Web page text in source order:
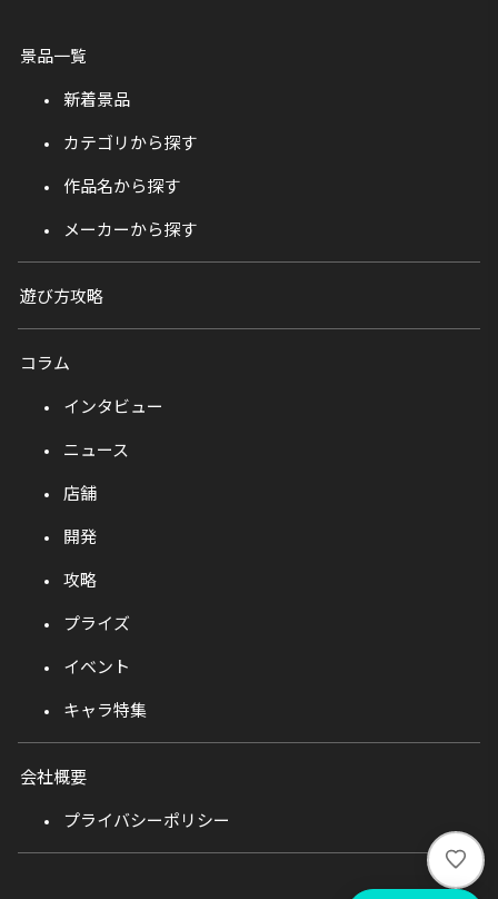
い
い
景品一覧
新着景品
カテゴリから探す
作品名から探す
メーカーから探す
遊び方攻略
コラム
インタビュー
ニュース
店舗
開発
攻略
プライズ
イベント
キャラ特集
会社概要
プライバシーポリシー